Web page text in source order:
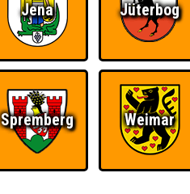
Jena Jüterbog
Spremberg Weimar